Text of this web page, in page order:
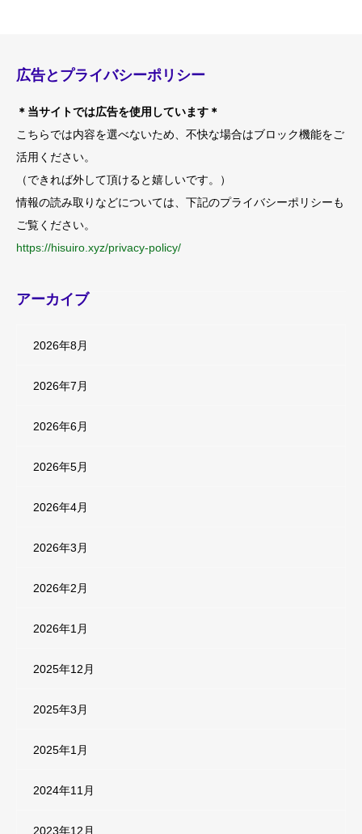
広告とプライバシーポリシー
＊当サイトでは広告を使用しています＊
こちらでは内容を選べないため、不快な場合はブロック機能をご
活用ください。
（できれば外して頂けると嬉しいです。）
情報の読み取りなどについては、下記のプライバシーポリシーも
ご覧ください。
https://hisuiro.xyz/privacy-policy/
アーカイブ
2026年8月
2026年7月
2026年6月
2026年5月
2026年4月
2026年3月
2026年2月
2026年1月
2025年12月
2025年3月
2025年1月
2024年11月
2023年12月